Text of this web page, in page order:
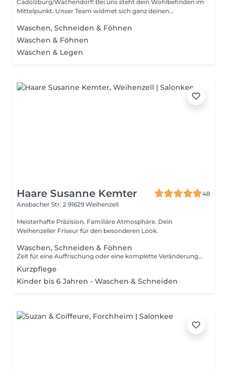
Cadolzburg/Wachendorf! Bei uns steht dein Wohlbefinden im
Mittelpunkt. Unser Team widmet sich ganz deinen...
Waschen, Schneiden & Föhnen
Waschen & Föhnen
Waschen & Legen
Haare Susanne Kemter
48
Ansbacher Str. 2 91629 Weihenzell
Meisterhafte Präzision. Familiäre Atmosphäre. Dein
Weihenzeller Friseur für den besonderen Look.
Waschen, Schneiden & Föhnen
Zeit für eine Auffrischung oder eine komplette Veränderung? Mit unserem Service "Waschen, Schneiden & Föhnen" bist du bestens aufgehoben! Wir beginnen mit einer sanften Haarwäsche, gefolgt von einem individuellen Schnitt, der genau auf deine Wünsche und deinen Stil abgestimmt ist. Zum Abschluss stylen wir dein Haar durch Föhnen. Entspanne dich, genieße den Service und verlasse unseren Salon mit einem frischen, neuen Look!
Kurzpflege
Kinder bis 6 Jahren - Waschen & Schneiden